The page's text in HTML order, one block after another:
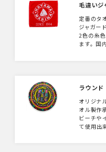
毛違いジ
定番のタ
ジャガー
2色の糸
ます。国
す。
ラウンド
オリジナ
オル製作
ビーチや
て使用出